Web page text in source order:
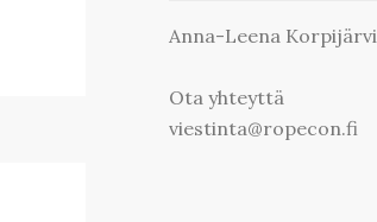
Anna-Leena Korpijärvi
Ota yhteyttä
viestinta@ropecon.fi